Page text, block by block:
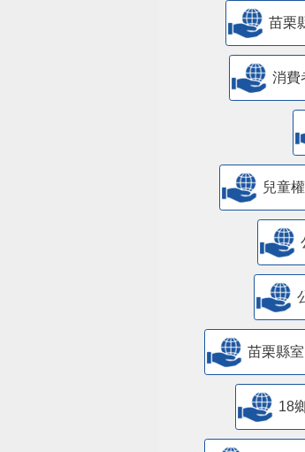
苗栗
消費
兒童
苗栗縣
18